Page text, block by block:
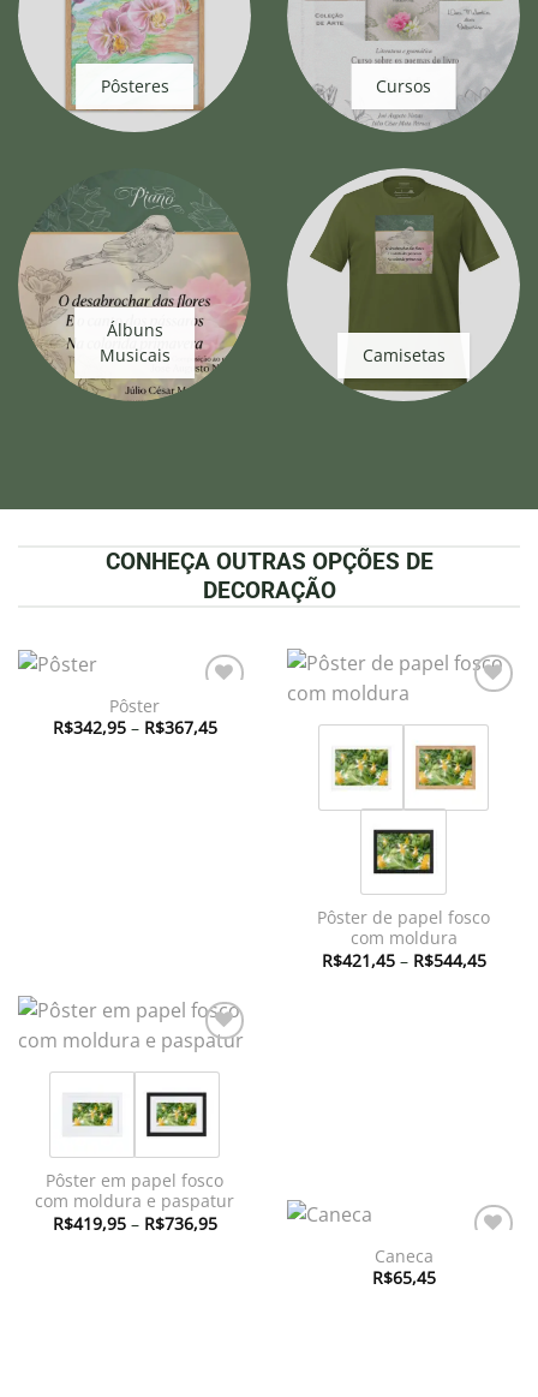
Pôsteres Cursos
Álbuns
Musicais
Camisetas
CONHEÇA OUTRAS OPÇÕES DE
DECORAÇÃO
à lista de
Pôster
R$342,95 – R$367,45Faixa
à lista de
desejos
Pôster de papel fosco
com moldura
R$421,45 – R$544,45Faixa
de
Adicionar
à lista de
desejos
Pôster em papel fosco
com moldura e paspatur
R$419,95 – R$736,95Faixa
de
Caneca
R$65,45